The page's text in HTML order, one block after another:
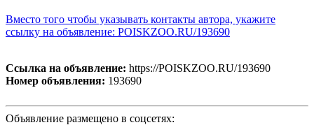
Вместо того чтобы указывать контакты автора, укажите
ссылку на объявление: POISKZOO.RU/193690
Ссылка на объявление: https://POISKZOO.RU/193690
Номер объявления: 193690
Объявление размещено в соцсетях: